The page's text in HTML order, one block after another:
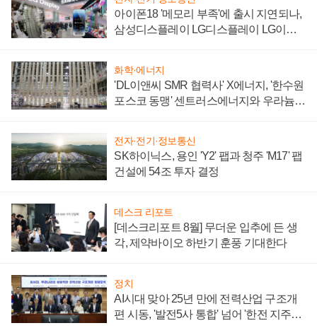
아이폰18 '메모리 부족'에 출시 지연되나,
삼성디스플레이 LG디스플레이 LG이노
화학·에너지
'DL이앤씨 SMR 협력사' X에너지, '한수원
포스코 동맹' 센트러스에너지와 우라늄
전자·전기·정보통신
SK하이닉스, 용인 'Y2' 팹과 청주 'M17' 팹
건설에 54조 투자 결정
데스크 리포트
[데스크리포트 8월] 무더운 입추에 든 생
각, 제약바이오 하반기 훈풍 기대한다
정치
AI시대 맞아 25년 만에 전력산업 구조개
편 시동, '발전5사 통합' 넘어 '한전 지주사'